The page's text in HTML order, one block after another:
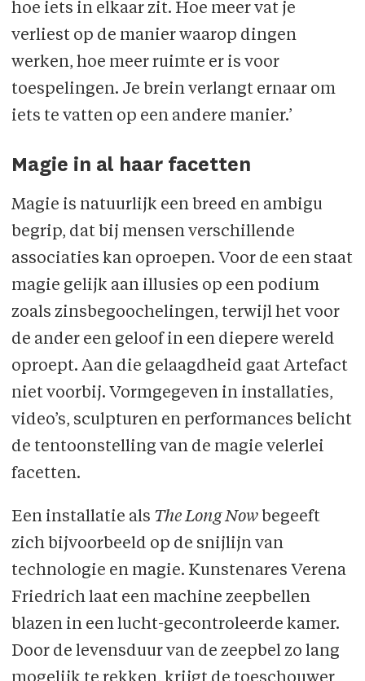
hoe iets in elkaar zit. Hoe meer vat je
verliest op de manier waarop dingen
werken, hoe meer ruimte er is voor
toespelingen. Je brein verlangt ernaar om
iets te vatten op een andere manier.’
Magie in al haar facetten
Magie is natuurlijk een breed en ambigu
begrip, dat bij mensen verschillende
associaties kan oproepen. Voor de een staat
magie gelijk aan illusies op een podium
zoals zinsbegoochelingen, terwijl het voor
de ander een geloof in een diepere wereld
oproept. Aan die gelaagdheid gaat Artefact
niet voorbij. Vormgegeven in installaties,
video’s, sculpturen en performances belicht
de tentoonstelling van de magie velerlei
facetten.
Een installatie als The Long Nowbegeeft
zich bijvoorbeeld op de snijlijn van
technologie en magie. Kunstenares Verena
Friedrich laat een machine zeepbellen
blazen in een lucht-gecontroleerde kamer.
Door de levensduur van de zeepbel zo lang